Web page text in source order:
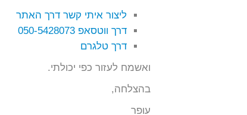
ליצור איתי קשר דרך האתר
דרך ווטסאפ 050-5428073
דרך טלגרם
ואשמח לעזור כפי יכולתי.
בהצלחה,
עופר